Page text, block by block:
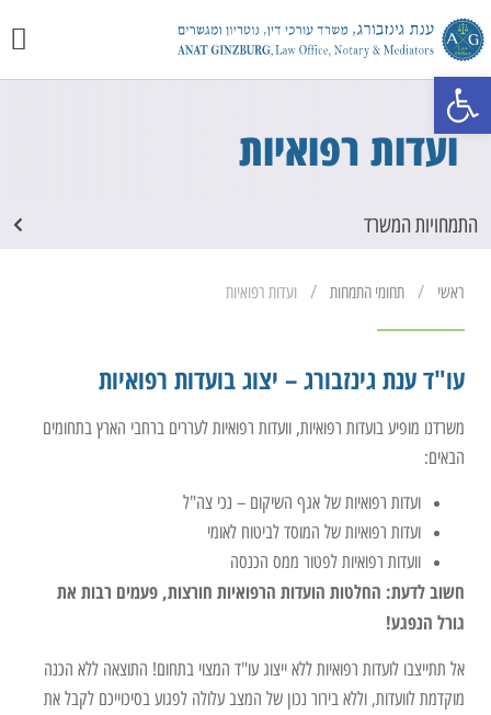
ועדות רפואיות
התמחויות המשרד
ראשי / תחומי התמחות / ועדות רפואיות
עו"ד ענת גינזבורג – יצוג בועדות רפואיות
משרדנו מופיע בועדות רפואיות, וועדות רפואיות לעררים ברחבי הארץ בתחומים
הבאים:
ועדות רפואיות של אגף השיקום – נכי צה"ל
ועדות רפואיות של המוסד לביטוח לאומי
וועדות רפואיות לפטור ממס הכנסה
חשוב לדעת: החלטות הועדות הרפואיות חורצות, פעמים רבות את
גורל הנפגע!
אל תתייצבו לועדות רפואיות ללא ייצוג עו"ד המצוי בתחום! התוצאה ללא הכנה
מוקדמת לוועדות, וללא בירור נכון של המצב עלולה לפגוע בסיכוייכם לקבל את
פתח סרגל נגישות